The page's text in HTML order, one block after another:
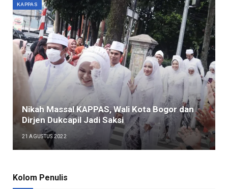
KAPPAS
Nikah Massal KAPPAS, Wali Kota Bogor dan
Dirjen Dukcapil Jadi Saksi
21 AGUSTUS 2022
Kolom Penulis